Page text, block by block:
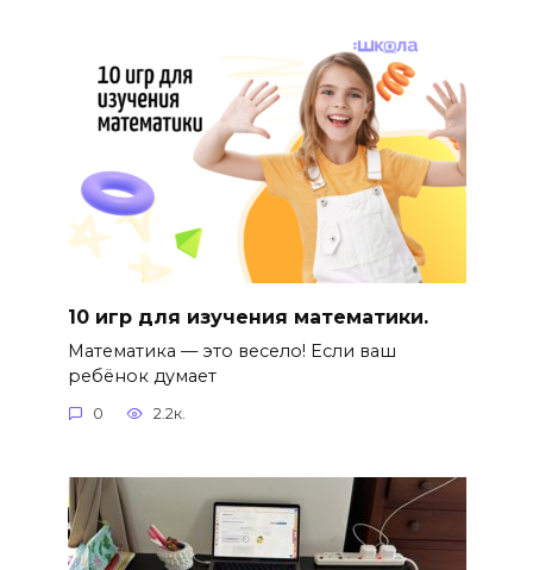
10 игр для изучения математики.
Математика — это весело! Если ваш
ребёнок думает
0 2.2к.